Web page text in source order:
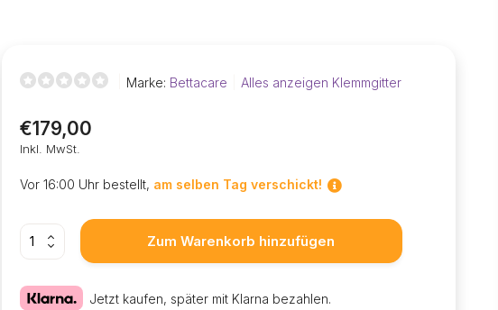
Marke: Bettacare Alles anzeigen Klemmgitter
€179,00
Inkl. MwSt.
Vor 16:00 Uhr bestellt, am selben Tag verschickt!
Zum Warenkorb hinzufügen
Jetzt kaufen, später mit Klarna bezahlen.